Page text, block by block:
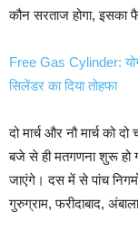
कौन सरताज होगा, इसका
Free Gas Cylinder:
सिलेंडर का दिया तोहफा
दो मार्च और नौ मार्च को
बजे से ही मतगणना शुरू हो
जाएंगे। दस में से पांच
गुरुग्राम, फरीदाबाद,